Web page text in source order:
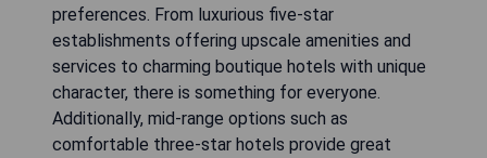
preferences. From luxurious five-star
establishments offering upscale amenities and
services to charming boutique hotels with unique
character, there is something for everyone.
Additionally, mid-range options such as
comfortable three-star hotels provide great